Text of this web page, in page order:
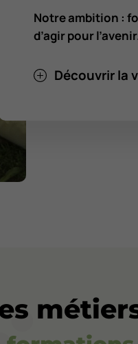
Notre ambition :
d’agir pour
Découvrir la